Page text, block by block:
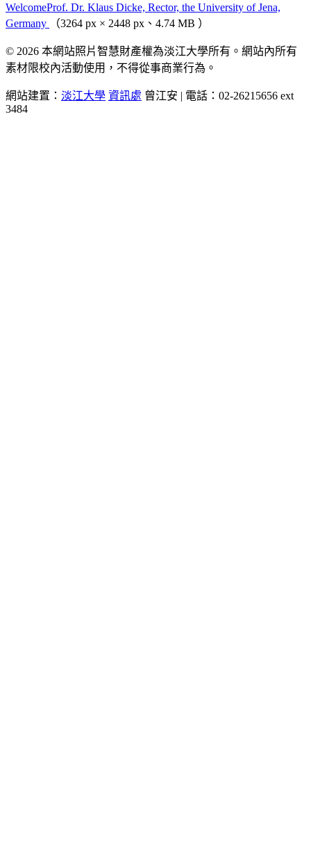
WelcomeProf. Dr. Klaus Dicke, Rector, the University of Jena,
Germany
（3264 px × 2448 px、4.74 MB ）
© 2026 本網站照片智慧財產權為淡江大學所有。網站內所有
素材限校內活動使用，不得從事商業行為。
網站建置： 淡江大學 資訊處 曾江安 | 電話：02-26215656 ext
3484